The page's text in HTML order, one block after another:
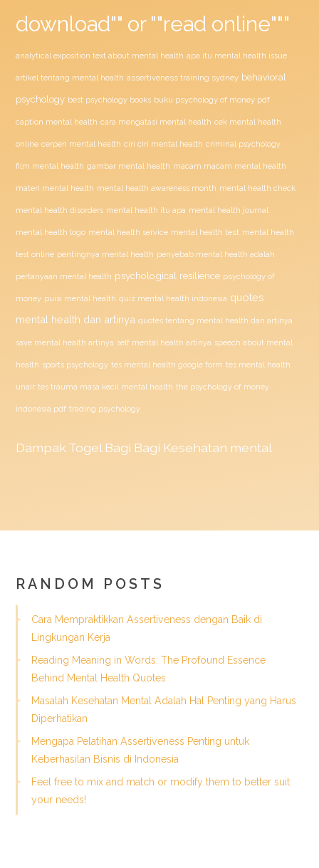
download"" or ""read online"""
analytical exposition text about mental health apa itu mental health issue
artikel tentang mental health assertiveness training sydney behavioral
psychology best psychology books buku psychology of money pdf
caption mental health cara mengatasi mental health cek mental health
online cerpen mental health ciri ciri mental health criminal psychology
film mental health gambar mental health macam macam mental health
materi mental health mental health awareness month mental health check
mental health disorders mental health itu apa mental health journal
mental health logo mental health service mental health test mental health
test online pentingnya mental health penyebab mental health adalah
pertanyaan mental health psychological resilience psychology of
money puisi mental health quiz mental health indonesia quotes
mental health dan artinya quotes tentang mental health dan artinya
save mental health artinya self mental health artinya speech about mental
health sports psychology tes mental health google form tes mental health
unair tes trauma masa kecil mental health the psychology of money
indonesia pdf trading psychology
Dampak Togel Bagi Bagi Kesehatan mental
RANDOM POSTS
Cara Mempraktikkan Assertiveness dengan Baik di
Lingkungan Kerja
Reading Meaning in Words: The Profound Essence
Behind Mental Health Quotes
Masalah Kesehatan Mental Adalah Hal Penting yang Harus
Diperhatikan
Mengapa Pelatihan Assertiveness Penting untuk
Keberhasilan Bisnis di Indonesia
Feel free to mix and match or modify them to better suit
your needs!